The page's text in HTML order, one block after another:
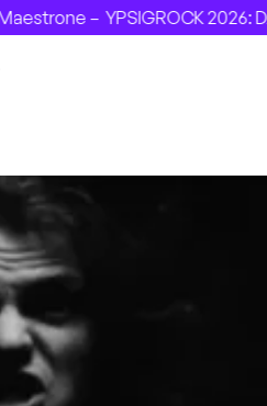
–YPSIGROCK 2026: